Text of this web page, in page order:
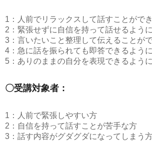
1：人前でリラックスして話すことがで
2：緊張せずに自信を持って話せるよう
3：言いたいこと整理して伝えることが
4：急に話を振られても即答できるよう
5：ありのままの自分を表現できるよう
〇受講対象者：
1：人前で緊張しやすい方
2：自信を持って話すことが苦手な方
3：話す内容がグダグダになってしまう